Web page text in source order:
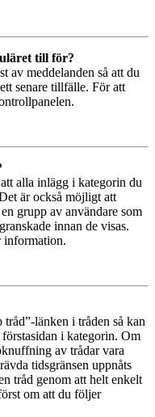
till för?
av meddelanden så att du
senare tillfälle. För att
alla inlägg i kategorin du
är också möjligt att
grupp av användare som
innan de visas.
information.
länken i tråden så kan
i kategorin. Om
av trådar vara
tidsgränsen uppnåts
tråd genom att helt enkelt
om att du följer